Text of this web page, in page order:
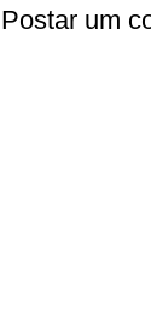
Postar um